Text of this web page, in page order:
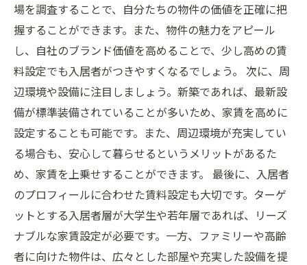
場を調査することで、自分たちの物件の価値を正確に把
握することができます。また、物件の魅力をアピール
し、自社のブランド価値を高めることで、少し高めの賃
料設定でも入居者がつきやすくなるでしょう。 次に、周
辺環境や設備に注目しましょう。新築であれば、最新設
備が標準装備されていることが多いため、家賃を高めに
設定することも可能です。また、周辺環境が充実してい
る場合も、安心して暮らせるというメリットがあるた
め、家賃を上乗せすることができます。 最後に、入居者
のプロフィールに合わせた賃料設定も大切です。ターゲ
ットとする入居者層が大学生や若年層であれば、リーズ
ナブルな家賃設定が必要です。一方、ファミリーや高齢
者に向けた物件は、広々とした部屋や充実した設備を提